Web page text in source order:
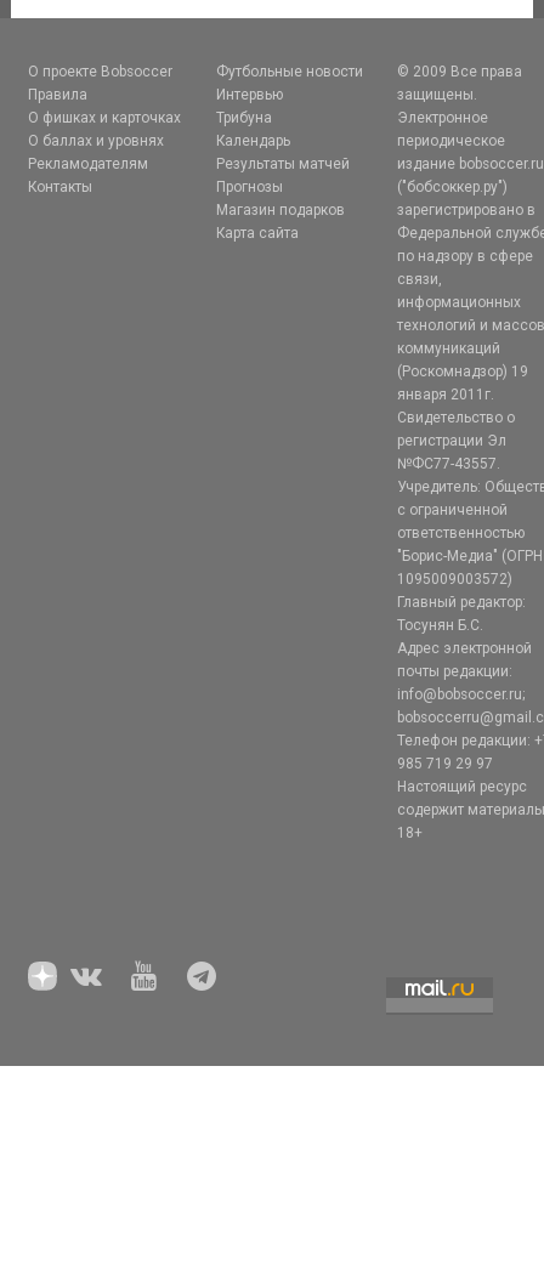
О проекте Bobsoccer
Правила
О фишках и карточках
О баллах и уровнях
Рекламодателям
Контакты
Футбольные новости
Интервью
Трибуна
Календарь
Результаты матчей
Прогнозы
Магазин подарков
Карта сайта
© 2009 Все права
защищены.
Электронное
периодическое
издание bobsoccer.ru
("бобсоккер.ру")
зарегистрировано в
Федеральной
по надзору в сфере
связи,
информационных
технологий и
коммуникаций
(Роскомнадзор) 19
января 2011г.
Свидетельство о
регистрации Эл
№ФС77-43557.
Учредитель:
с ограниченной
ответственностью
"Борис-Медиа" (ОГРН
1095009003572)
Главный редактор:
Тосунян Б.С.
Адрес электронной
почты редакции:
info@bobsoccer.ru;
Телефон редакции:
985 719 29 97
Настоящий ресурс
содержит
18+